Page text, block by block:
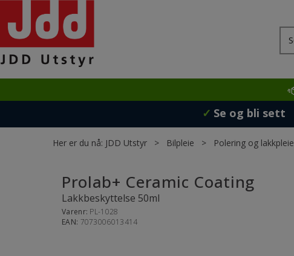
✓ Se og bli sett
Her er du nå: JDD Utstyr > Bilpleie > Polering og lakkpleie
Prolab+ Ceramic Coating
Lakkbeskyttelse 50ml
Varenr: PL-1028
EAN: 7073006013414